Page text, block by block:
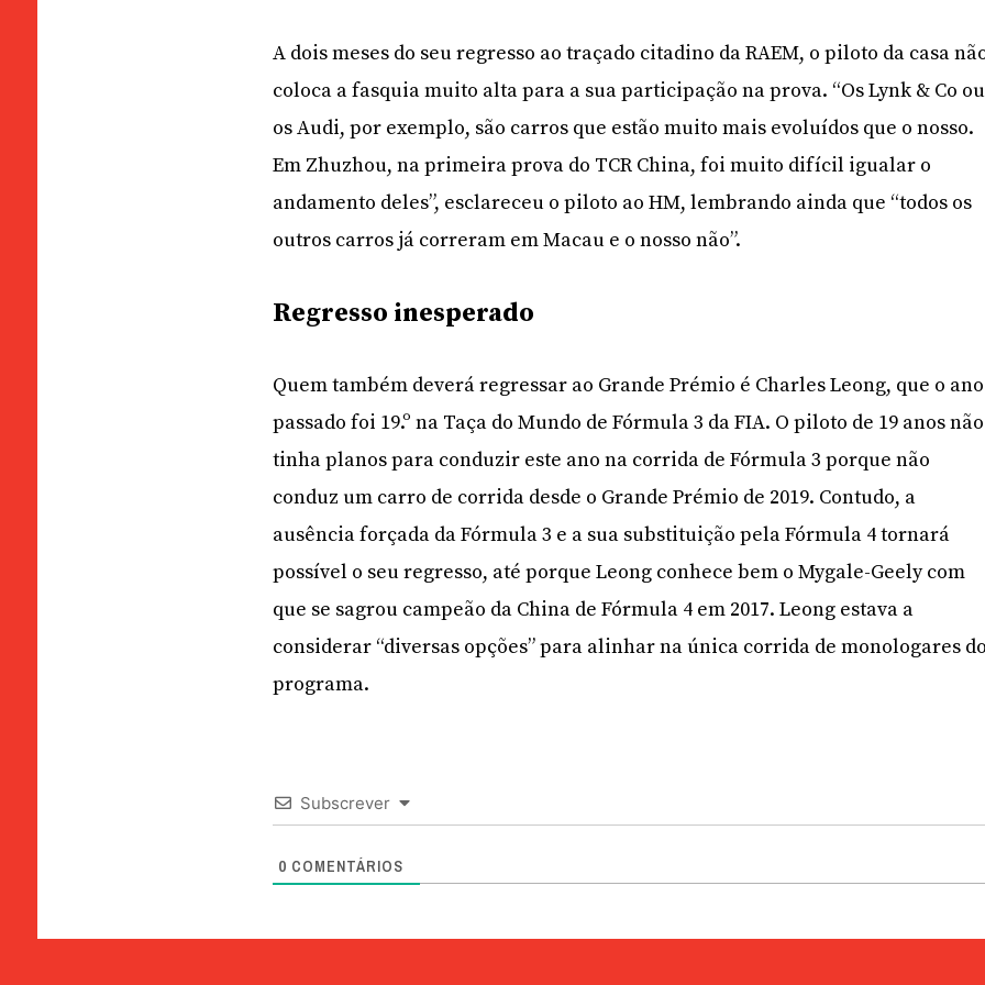
A dois meses do seu regresso ao traçado citadino da RAEM, o piloto da casa
coloca a fasquia muito alta para a sua participação na prova. “Os Lynk & Co ou
os Audi, por exemplo, são carros que estão muito mais evoluídos que o nosso.
Em Zhuzhou, na primeira prova do TCR China, foi muito difícil igualar o
andamento deles”, esclareceu o piloto ao HM, lembrando ainda que “todos os
outros carros já correram em Macau e o nosso não”.
Regresso inesperado
Quem também deverá regressar ao Grande Prémio é Charles Leong, que o ano
passado foi 19.º na Taça do Mundo de Fórmula 3 da FIA. O piloto de 19 anos não
tinha planos para conduzir este ano na corrida de Fórmula 3 porque não
conduz um carro de corrida desde o Grande Prémio de 2019. Contudo, a
ausência forçada da Fórmula 3 e a sua substituição pela Fórmula 4 tornará
possível o seu regresso, até porque Leong conhece bem o Mygale-Geely com
que se sagrou campeão da China de Fórmula 4 em 2017. Leong estava a
considerar “diversas opções” para alinhar na única corrida de monologares
programa.
Subscrever
0 COMENTÁRIOS